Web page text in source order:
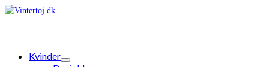
Kvinder